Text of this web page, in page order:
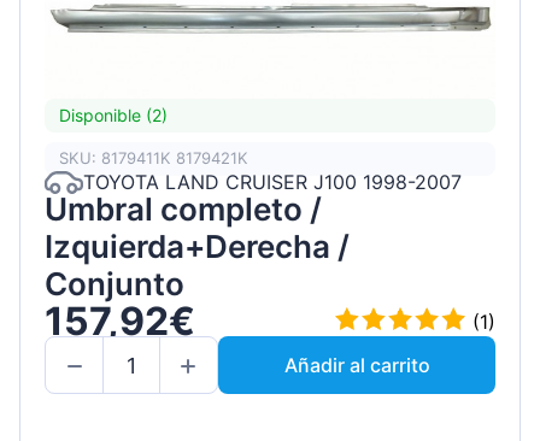
Disponible (2)
SKU: 8179411K 8179421K
TOYOTA LAND CRUISER J100 1998-2007
Umbral completo /
Izquierda+Derecha /
Conjunto
157,92€
(1)
Añadir al carrito